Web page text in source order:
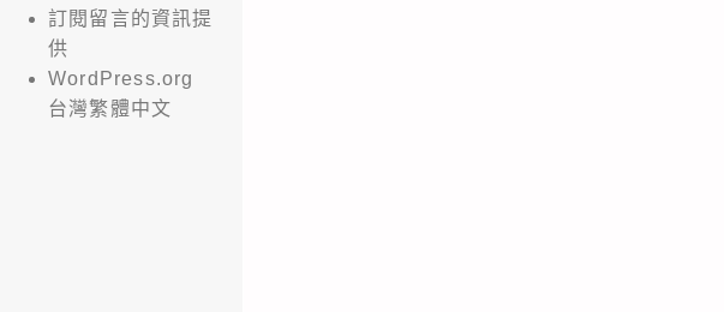
訂閱留言的資訊提
供
WordPress.org
台灣繁體中文